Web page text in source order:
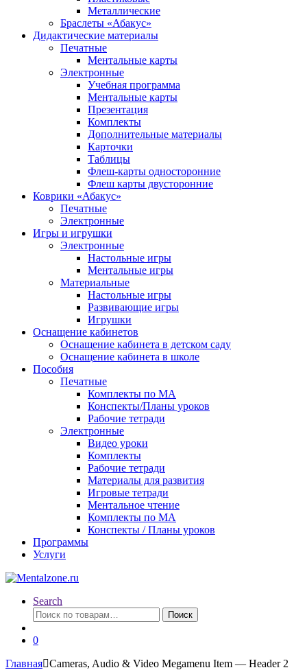
Металлические
Браслеты «Абакус»
Дидактические материалы
Печатные
Ментальные карты
Электронные
Учебная программа
Ментальные карты
Презентация
Комплекты
Дополнительные материалы
Карточки
Таблицы
Флеш-карты односторонние
Флеш карты двусторонние
Коврики «Абакус»
Печатные
Электронные
Игры и игрушки
Электронные
Настольные игры
Ментальные игры
Материальные
Настольные игры
Развивающие игры
Игрушки
Оснащение кабинетов
Оснащение кабинета в детском саду
Оснащение кабинета в школе
Пособия
Печатные
Комплекты по МА
Конспекты/Планы уроков
Рабочие тетради
Электронные
Видео уроки
Комплекты
Рабочие тетради
Материалы для развития
Игровые тетради
Ментальное чтение
Комплекты по МА
Конспекты / Планы уроков
Программы
Услуги
Search
Искать:
Поиск
0
Главная Cameras, Audio & Video Megamenu Item — Header 2